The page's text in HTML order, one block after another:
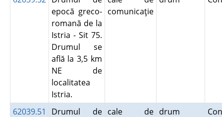
epocă greco-
romană de la
Istria - Sit 75.
Drumul se
află la 3,5 km
NE de
localitatea
Istria.
comunicaţie
62039.51
Drumul de cale de drum